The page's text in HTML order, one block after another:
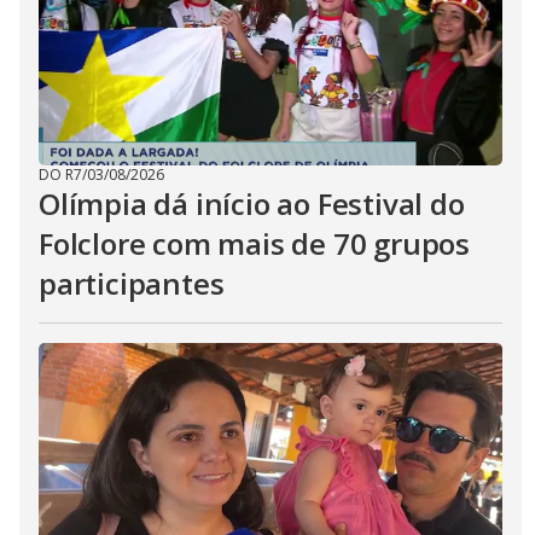
DO R7/03/08/2026
Olímpia dá início ao Festival do
Folclore com mais de 70 grupos
participantes